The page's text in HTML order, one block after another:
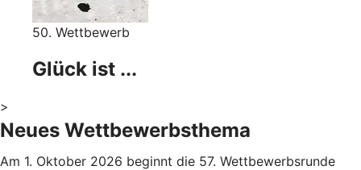
50. Wettbewerb
Glück ist ...
>
Neues Wettbewerbsthema
Am 1. Oktober 2026 beginnt die 57. Wettbewerbsrunde